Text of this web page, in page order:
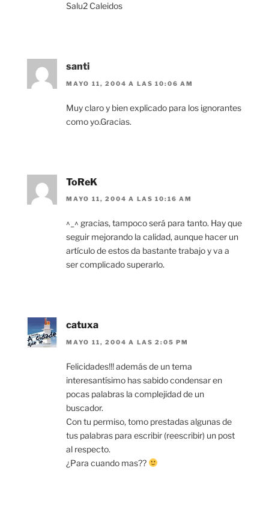
Salu2 Caleidos
santi
MAYO 11, 2004 A LAS 10:06 AM
Muy claro y bien explicado para los ignorantes
como yo.Gracias.
ToReK
MAYO 11, 2004 A LAS 10:16 AM
^_^ gracias, tampoco será para tanto. Hay que
seguir mejorando la calidad, aunque hacer un
artículo de estos da bastante trabajo y va a
ser complicado superarlo.
catuxa
MAYO 11, 2004 A LAS 2:05 PM
Felicidades!!! además de un tema
interesantísimo has sabido condensar en
pocas palabras la complejidad de un
buscador.
Con tu permiso, tomo prestadas algunas de
tus palabras para escribir (reescribir) un post
al respecto.
¿Para cuando mas??